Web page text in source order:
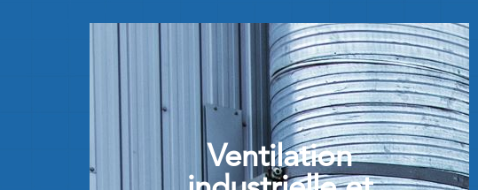
Ventilation